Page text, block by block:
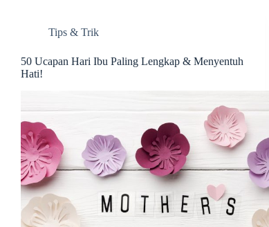
Tips & Trik
50 Ucapan Hari Ibu Paling Lengkap & Menyentuh
Hati!